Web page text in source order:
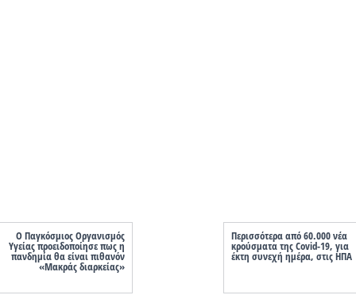
Ο Παγκόσμιος Οργανισμός
Υγείας προειδοποίησε πως η
πανδημία θα είναι πιθανόν
«Μακράς διαρκείας»
Περισσότερα από 60.000 νέα
κρούσματα της Covid-19, για
έκτη συνεχή ημέρα, στις ΗΠΑ